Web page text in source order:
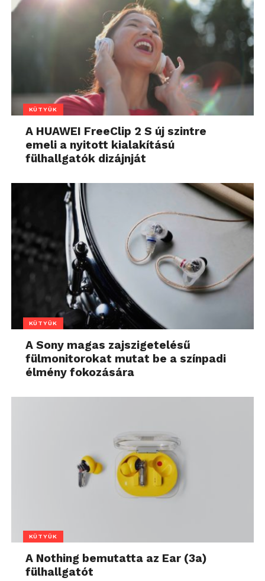
KÜTYÜK
A HUAWEI FreeClip 2 S új szintre
emeli a nyitott kialakítású
fülhallgatók dizájnját
KÜTYÜK
A Sony magas zajszigetelésű
fülmonitorokat mutat be a színpadi
élmény fokozására
KÜTYÜK
A Nothing bemutatta az Ear (3a)
fülhallgatót